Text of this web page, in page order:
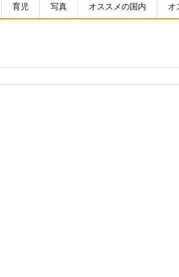
育児 写真 オススメの国内 オ